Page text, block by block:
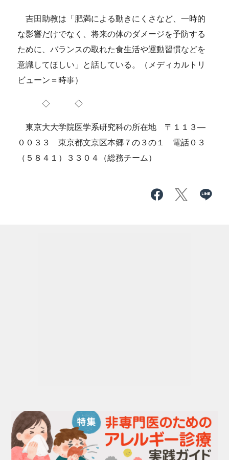
吉田助教は「肥満による動きにくさなど、一時的
な影響だけでなく、将来の体のダメージを予防する
ために、バランスの取れた食生活や運動習慣などを
意識してほしい」と話している。（メディカルトリ
ビューン＝時事）
◇ ◇
東京大大学院医学系研究科の所在地 〒１１３―
００３３ 東京都文京区本郷７の３の１ 電話０３
（５８４１）３３０４（総務チーム）